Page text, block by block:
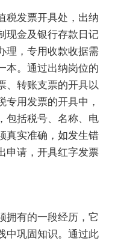
税发票开具处，出纳
现金及银行存款日记
理，专用收款收据需
本。通过出纳岗位的
、转账支票的开具以
专用发票的开具中，
包括税号、名称、电
真实准确，如发生错
申请，开具红字发票
拥有的一段经历，它
中巩固知识。通过此